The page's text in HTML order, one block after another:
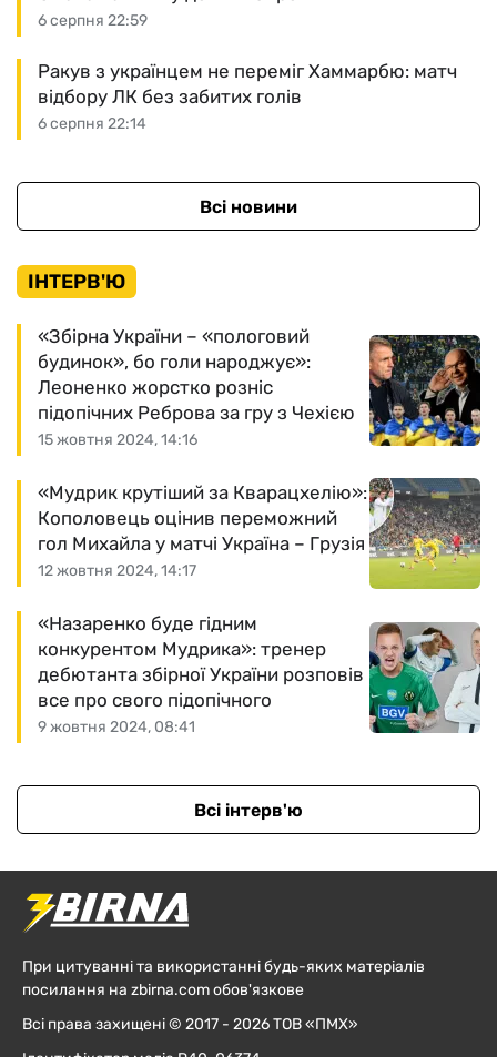
6 серпня 22:59
6 серпня 22:14
Ракув з українцем не переміг Хаммарбю: матч
відбору ЛК без забитих голів
Всі новини
ІНТЕРВ'Ю
15 жовтня 2024, 14:16
«Збірна України – «пологовий
будинок», бо голи народжує»:
Леоненко жорстко розніс
підопічних Реброва за гру з Чехією
12 жовтня 2024, 14:17
«Мудрик крутіший за Кварацхелію»:
Кополовець оцінив переможний
гол Михайла у матчі Україна – Грузія
9 жовтня 2024, 08:41
«Назаренко буде гідним
конкурентом Мудрика»: тренер
дебютанта збірної України розповів
все про свого підопічного
Всі інтерв'ю
При цитуванні та використанні будь-яких матеріалів
посилання на zbirna.com обов'язкове
Всі права захищені © 2017 - 2026 ТОВ «ПМХ»